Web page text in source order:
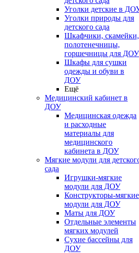
Уголки детские в
Уголки природы для
детского сада
Шкафчики, скамейки,
полотенечницы,
горшечницы для ДОУ
Шкафы для сушки
одежды и обуви в
ДОУ
Ещё
Медицинский кабинет в
ДОУ
Медицинская одежда
и расходные
материалы для
медицинского
кабинета в ДОУ
Мягкие модули для
сада
Игрушки-мягкие
модули для ДОУ
Конструкторы-мягкие
модули для ДОУ
Маты для ДОУ
Отдельные элементы
мягких модулей
Сухие бассейны для
ДОУ